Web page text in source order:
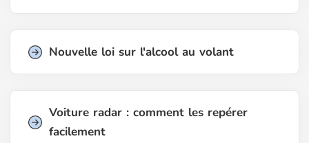
Nouvelle loi sur l'alcool au volant
Voiture radar : comment les repérer
facilement